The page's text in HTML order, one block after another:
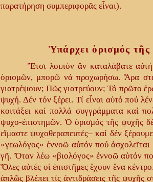
παρατήρηση συμπεριφορᾶς εἶναι).
Ὑπάρχει ὁρισμός
Ἔτσι λοιπόν ἄν καταλάβατε
ὁρισμῶν, μπορῶ νά προχωρήσω. Ἄρα
γιατρέψουν; Πῶς γιατρεύουν; Τό πρῶτο
ψυχή. Δέν τόν ξέρει. Τί εἶναι αὐτό πού
κοιτάξει καί πολλά συγγράμματα καί
ψυχο-ἐπιστημῶν. Ὁ ὁρισμός τῆς ψυχῆς
εἴμαστε ψυχοθεραπευτές– καί δέν
«γεωλόγος» ἐννοῶ αὐτόν πού
γῆ. Ὅταν λέω «βιολόγος» ἐννοῶ αὐτόν
Ὅλες αὐτές οἱ ἐπιστῆμες ἔχουν ἕνα
ἁπλῶς βλέπει τίς ἀντιδράσεις τῆς ψυχῆς